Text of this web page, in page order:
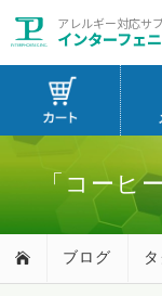
アレルギー対応サ
インターフェ
「コーヒ
ブログ